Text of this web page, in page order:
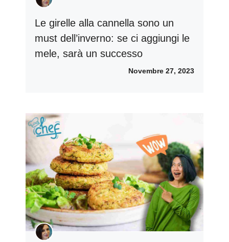
Le girelle alla cannella sono un
must dell’inverno: se ci aggiungi le
mele, sarà un successo
Novembre 27, 2023